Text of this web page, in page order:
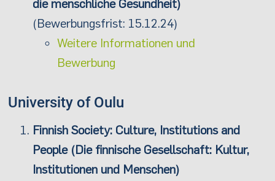
die menschliche Gesundheit)
(Bewerbungsfrist: 15.12.24)
Weitere Informationen und
Bewerbung
University of Oulu
Finnish Society: Culture, Institutions and
People (Die finnische Gesellschaft: Kultur,
Institutionen und Menschen)